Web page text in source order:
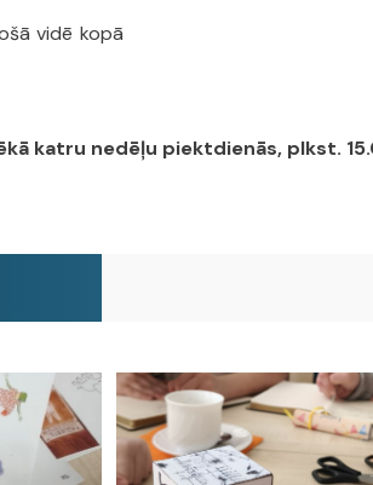
vidē kopā
katru nedēļu piektdienās, plkst.